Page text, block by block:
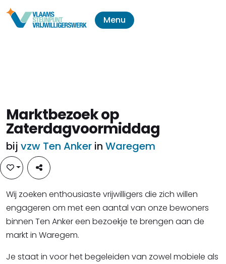
Menu
Marktbezoek op
Zaterdagvoormiddag
bij vzw Ten Anker in Waregem
Wij zoeken enthousiaste vrijwilligers die zich willen
engageren om met een aantal van onze bewoners
binnen Ten Anker een bezoekje te brengen aan de
markt in Waregem.
Je staat in voor het begeleiden van zowel mobiele als